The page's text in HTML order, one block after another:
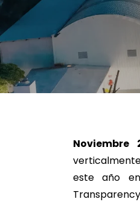
LEER MÁS
Noviembre
este año